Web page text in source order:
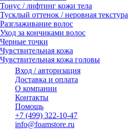
Тонус / лифтинг кожи тела
Тусклый оттенок / неровная текстура
Разглаживание волос
Уход за кончиками волос
Черные точки
Чувствительная кожа
Чувствительная кожа головы
Вход / авторизация
Доставка и оплата
О компании
Контакты
Помощь
+7 (499) 322-10-47
info@foamstore.ru